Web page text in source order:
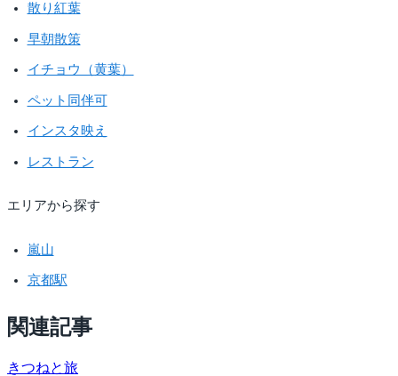
散り紅葉
早朝散策
イチョウ（黄葉）
ペット同伴可
インスタ映え
レストラン
エリアから探す
嵐山
京都駅
関連記事
きつねと旅